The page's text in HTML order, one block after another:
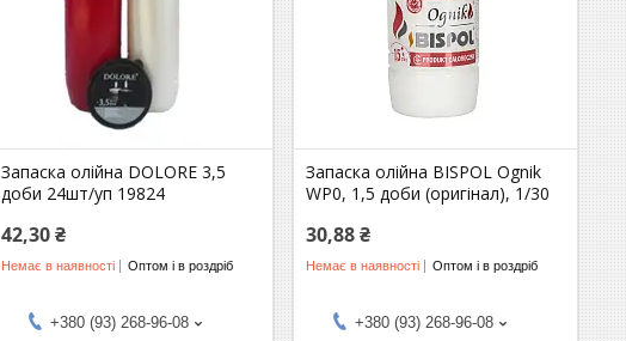
Запаска олійна DOLORE 3,5
доби 24шт/уп 19824
42,30 ₴
Немає в наявності Оптом і в роздріб
+380 (93) 268-96-08
Запаска олійна BISPOL Ognik
WP0, 1,5 доби (оригінал), 1/30
30,88 ₴
Немає в наявності Оптом і в роздріб
+380 (93) 268-96-08